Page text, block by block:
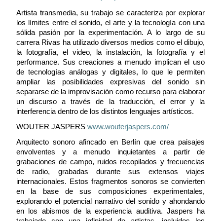
Artista transmedia, su trabajo se caracteriza por explorar
los límites entre el sonido, el arte y la tecnología con una
sólida pasión por la experimentación. A lo largo de su
carrera Rivas ha utilizado diversos medios como el dibujo,
la fotografía, el video, la instalación, la fotografía y el
performance. Sus creaciones a menudo implican el uso
de tecnologías análogas y digitales, lo que le permiten
ampliar las posibilidades expresivas del sonido sin
separarse de la improvisación como recurso para elaborar
un discurso a través de la traducción, el error y la
interferencia dentro de los distintos lenguajes artísticos.
WOUTER JASPERS www.wouterjaspers.com/
Arquitecto sonoro afincado en Berlín que crea paisajes
envolventes y a menudo inquietantes a partir de
grabaciones de campo, ruidos recopilados y frecuencias
de radio, grabadas durante sus extensos viajes
internacionales. Estos fragmentos sonoros se convierten
en la base de sus composiciones experimentales,
explorando el potencial narrativo del sonido y ahondando
en los abismos de la experiencia auditiva. Jaspers ha